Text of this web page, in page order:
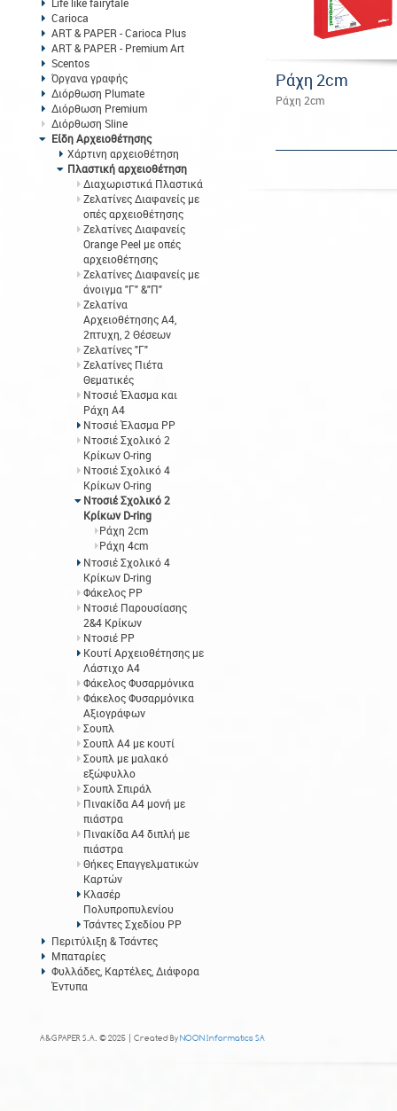
Carioca
ART & PAPER - Carioca Plus
ART & PAPER - Premium Art
Scentos
Όργανα γραφής
Διόρθωση Plumate
Διόρθωση Premium
Διόρθωση Sline
Είδη Αρχειοθέτησης
Χάρτινη αρχειοθέτηση
Πλαστική αρχειοθέτηση
Διαχωριστικά Πλαστικά
Ζελατίνες Διαφανείς με
οπές αρχειοθέτησης
Ζελατίνες Διαφανείς
Orange Peel με οπές
αρχειοθέτησης
Ζελατίνες Διαφανείς με
άνοιγμα "Γ" &"Π"
Ζελατίνα
Αρχειοθέτησης Α4,
2πτυχη, 2 Θέσεων
Ζελατίνες "Γ"
Ζελατίνες Πιέτα
Θεματικές
Ντοσιέ Έλασμα και
Ράχη Α4
Ντοσιέ Έλασμα PP
Ντοσιέ Σχολικό 2
Κρίκων O-ring
Ντοσιέ Σχολικό 4
Κρίκων O-ring
Ντοσιέ Σχολικό 2
Κρίκων D-ring
Ράχη 2cm
Ράχη 4cm
Ντοσιέ Σχολικό 4
Κρίκων D-ring
Φάκελος ΡΡ
Ντοσιέ Παρουσίασης
2&4 Κρίκων
Ντοσιέ PP
Κουτί Αρχειοθέτησης με
Λάστιχο Α4
Φάκελος Φυσαρμόνικα
Φάκελος Φυσαρμόνικα
Αξιογράφων
Σουπλ
Σουπλ Α4 με κουτί
Σουπλ με μαλακό
εξώφυλλο
Σουπλ Σπιράλ
Πινακίδα Α4 μονή με
πιάστρα
Πινακίδα Α4 διπλή με
πιάστρα
Θήκες Επαγγελματικών
Καρτών
Κλασέρ
Πολυπροπυλενίου
Τσάντες Σχεδίου PP
Περιτύλιξη & Τσάντες
Μπαταρίες
Φυλλάδες, Καρτέλες, Διάφορα
Έντυπα
Ράχη 2cm
Ράχη 2cm
A&G PAPER S.A. © 2025 | Created ByNOON Informatics SA